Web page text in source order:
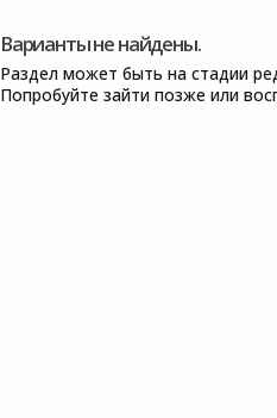
Варианты не найдены.
Раздел может быть на стадии
Попробуйте зайти позже или